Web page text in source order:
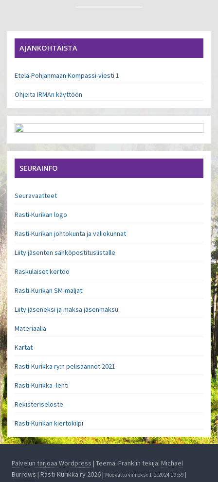
AJANKOHTAISTA
Etelä-Pohjanmaan Kompassi-viesti 1
Ohjeita IRMAn käyttöön
SEURAINFO
Seuravaatteet
Rasti-Kurikan logo
Rasti-Kurikan johtokunta ja valiokunnat
Liity jäsenten sähköpostituslistalle
Raskulaiset kertoo
Rasti-Kurikan SM-maljat
Liity jäseneksi ja maksa jäsenmaksu
Materiaalia
Kartat
Rasti-Kurikka ry:n pelisäännöt 2021
Rasti-Kurikka -lehti
Rekisteriseloste
Rasti-Kurikan kiertokilpi
Palvelun tarjoaa Wordpress | Teema: Franklin tekijä: Michael
Burrows | Rasti-Kurikka ry 2026 | Muokattu viimeksi: 1.2.2024 19:59 |